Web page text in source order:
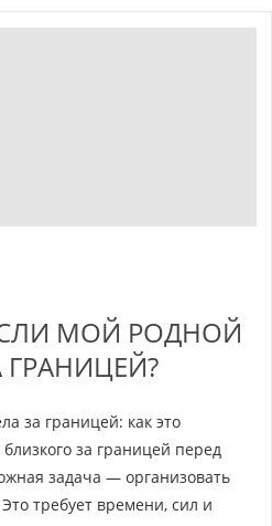
МОЙ РОДНОЙ
за границей: как это
за границей перед
задача — организовать
требует времени, сил и